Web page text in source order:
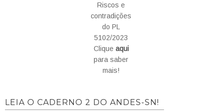
Riscos e
contradições
do PL
5102/2023
Clique aqui
para saber
mais!
LEIA O CADERNO 2 DO ANDES-SN!